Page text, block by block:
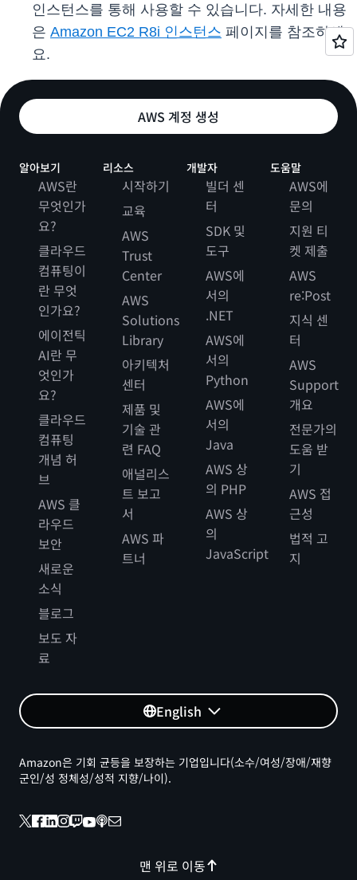
인스턴스를 통해 사용할 수 있습니다. 자세한 내용
은 Amazon EC2 R8i 인스턴스 페이지를 참조하세
요.
AWS 계정 생성
알아보기
AWS란
무엇인가
요?
클라우드
컴퓨팅이
란 무엇
인가요?
에이전틱
AI란 무
엇인가
요?
클라우드
컴퓨팅
개념 허
브
AWS 클
라우드
보안
새로운
소식
블로그
보도 자
료
리소스
시작하기
교육
AWS
Trust
Center
AWS
Solutions
Library
아키텍처
센터
제품 및
기술 관
련 FAQ
애널리스
트 보고
서
AWS 파
트너
개발자
빌더 센
터
SDK 및
도구
AWS에
서의
.NET
AWS에
서의
Python
AWS에
서의
Java
AWS 상
의 PHP
AWS 상
의
JavaScript
도움말
AWS에
문의
지원 티
켓 제출
AWS
re:Post
지식 센
터
AWS
Support
개요
전문가의
도움 받
기
AWS 접
근성
법적 고
지
English
맨 위로 이동
Amazon은 기회 균등을 보장하는 기업입니다(소수/여성/장애/재향
군인/성 정체성/성적 지향/나이).